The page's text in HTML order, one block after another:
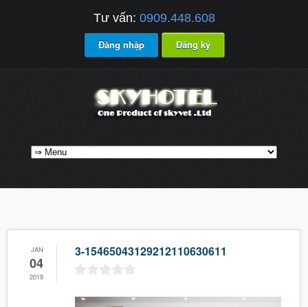
Tư vấn: 0909.448.608
Đăng nhập Đăng ký
JAN
04
2019
3-15465043129212110630611